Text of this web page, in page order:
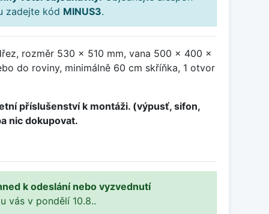
zadejte kód MINUS3.
rozměr 530 x 510 mm, vana 500 x 400 x
do roviny, minimálně 60 cm skříňka, 1 otvor
příslušenství k montáži. (výpusť, sifon,
nic dokupovat.
k odeslání nebo vyzvednutí
vás v pondělí 10.8..